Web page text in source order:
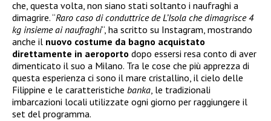
che, questa volta, non siano stati soltanto i naufraghi a
dimagrire. “Raro caso di conduttrice de L’Isola che dimagrisce 4
kg insieme ai naufraghi“, ha scritto su Instagram, mostrando
anche il nuovo costume da bagno acquistato
direttamente in aeroporto dopo essersi resa conto di aver
dimenticato il suo a Milano. Tra le cose che più apprezza di
questa esperienza ci sono il mare cristallino, il cielo delle
Filippine e le caratteristiche banka, le tradizionali
imbarcazioni locali utilizzate ogni giorno per raggiungere il
set del programma.